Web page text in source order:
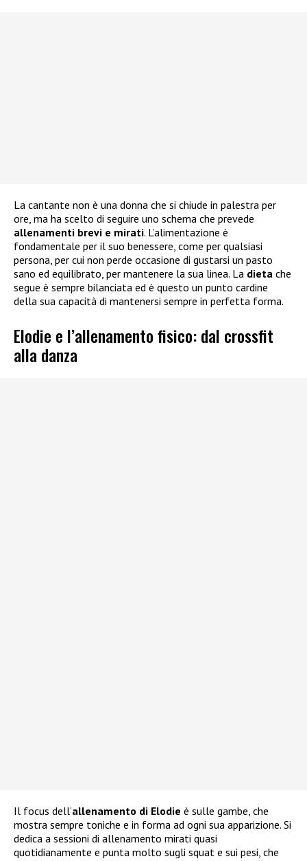
La cantante non è una donna che si chiude in palestra per
ore, ma ha scelto di seguire uno schema che prevede
allenamenti brevi e mirati. L’alimentazione è
fondamentale per il suo benessere, come per qualsiasi
persona, per cui non perde occasione di gustarsi un pasto
sano ed equilibrato, per mantenere la sua linea. La dieta che
segue è sempre bilanciata ed è questo un punto cardine
della sua capacità di mantenersi sempre in perfetta forma.
Elodie e l’allenamento fisico: dal crossfit
alla danza
Il focus dell’allenamento di Elodie è sulle gambe, che
mostra sempre toniche e in forma ad ogni sua apparizione. Si
dedica a sessioni di allenamento mirati quasi
quotidianamente e punta molto sugli squat e sui pesi, che